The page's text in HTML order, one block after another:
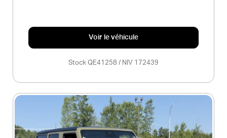
Voir le véhicule
Stock QE41258 / NIV 172439